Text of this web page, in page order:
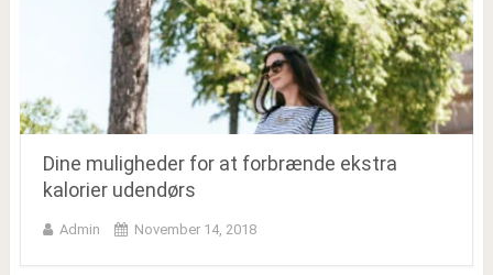
Dine muligheder for at forbrænde ekstra
kalorier udendørs
Admin November 14, 2018